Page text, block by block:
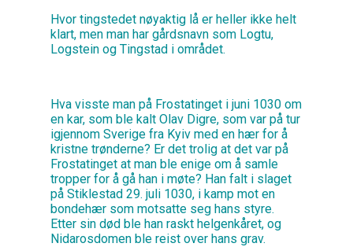
Hvor tingstedet nøyaktig lå er heller ikke helt
klart, men man har gårdsnavn som Logtu,
Logstein og Tingstad i området.
Hva visste man på Frostatinget i juni 1030 om
en kar, som ble kalt Olav Digre, som var på tur
igjennom Sverige fra Kyiv med en hær for å
kristne trønderne? Er det trolig at det var på
Frostatinget at man ble enige om å samle
tropper for å gå han i møte? Han falt i slaget
på Stiklestad 29. juli 1030, i kamp mot en
bondehær som motsatte seg hans styre.
Etter sin død ble han raskt helgenkåret, og
Nidarosdomen ble reist over hans grav.